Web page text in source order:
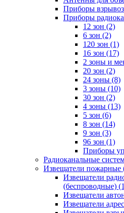
Приборы
Приборы
12 зон (2)
6 зон (2)
120 зон (1)
16 зон (17)
2 зоны и
20 зон (2)
24 зоны (8)
3 зоны (10)
30 зон (2)
4 зоны (13)
5 зон (6)
8 зон (14)
9 зон (3)
96 зон (1)
Приборы
Радиоканальные
Извещатели пожарные
Извещатели
(беспроводные)
Извещатели
Извещатели